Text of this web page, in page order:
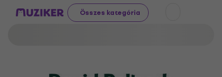
Összes kategória